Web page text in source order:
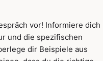
vor! Informiere dich
und die spezifischen
dir Beispiele aus